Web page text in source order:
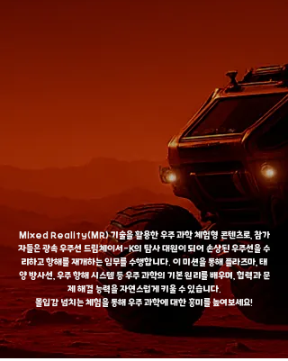
Mixed Reality(MR) 기술을 활용한 우주 과학 체험형 콘텐츠로, 참가
자들은 광속 우주선 드림체이서-K의 탐사 대원이 되어 손상된 우주선을 수
리하고 항해를 재개하는 임무를 수행합니다. 이 미션을 통해 플라즈마, 태
양 방사선, 우주 항해 시스템 등 우주 과학의 기본 원리를 배우며, 협력과 문
제 해결 능력을 자연스럽게 키울 수 있습니다.
몰입감 넘치는 체험을 통해 우주 과학에 대한 흥미를 높여보세요!